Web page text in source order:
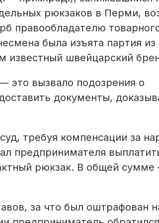
рюкзаков в Перми,
правообладателю
была изъята партия из
известный швейцарский
это вызвало подозрения о
документы,
требуя компенсации за
предпринимателя
рюкзак. В общей сумме
за что был оштрафован